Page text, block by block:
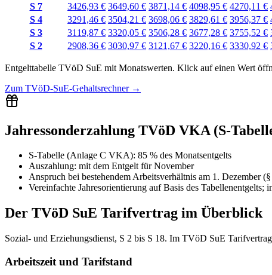
S 7
3426,93 € 3649,60 € 3871,14 € 4098,95 € 4270,11 €
S 4
3291,46 € 3504,21 € 3698,06 € 3829,61 € 3956,37 €
S 3
3119,87 € 3320,05 € 3506,28 € 3677,28 € 3755,52 €
S 2
2908,36 € 3030,97 € 3121,67 € 3220,16 € 3330,92 €
Entgelttabelle TVöD SuE mit Monatswerten. Klick auf einen Wert
Zum TVöD-SuE-Gehaltsrechner→
Jahressonderzahlung TVöD VKA (S-
S-Tabelle (Anlage C VKA): 85 % des Monatsentgelts
Auszahlung: mit dem Entgelt fürNovember
Anspruch bei bestehendem Arbeitsverhältnis am 1. Dezember
Vereinfachte Jahresorientierung auf Basis des
Der TVöD SuE Tarifvertrag im Überblick
Sozial- und Erziehungsdienst, S 2 bis S 18. Im TVöD SuE
Arbeitszeit und Tarifstand